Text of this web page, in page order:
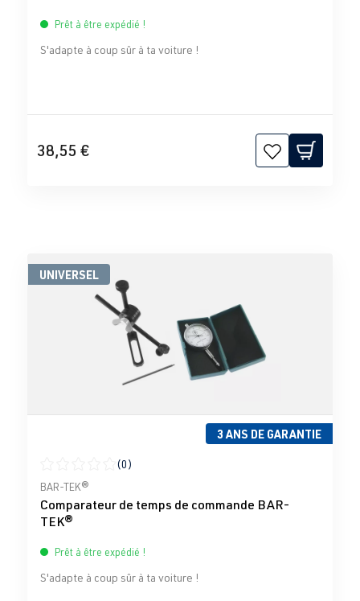
Prêt à être expédié !
S'adapte à coup sûr à ta voiture !
38,55 €
UNIVERSEL
3 ANS DE GARANTIE
Note moyenne de 0 sur 5 étoiles
(0)
BAR-TEK®
Comparateur de temps de commande BAR-
TEK®
Prêt à être expédié !
S'adapte à coup sûr à ta voiture !